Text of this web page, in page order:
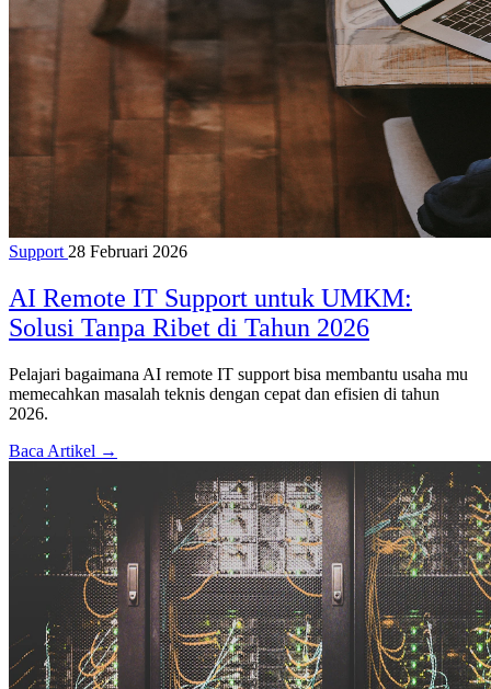
Support 28 Februari 2026
AI Remote IT Support untuk UMKM:
Solusi Tanpa Ribet di Tahun 2026
Pelajari bagaimana AI remote IT support bisa membantu usaha mu
memecahkan masalah teknis dengan cepat dan efisien di tahun
2026.
Baca Artikel →